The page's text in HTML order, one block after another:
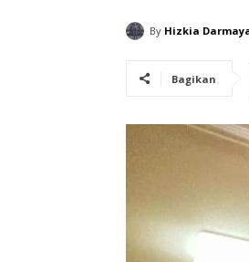
By Hizkia
Bagikan